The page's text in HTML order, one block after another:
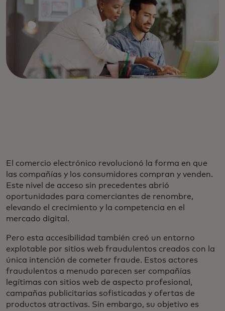
El comercio electrónico revolucionó la forma en que
las compañías y los consumidores compran y venden.
Este nivel de acceso sin precedentes abrió
oportunidades para comerciantes de renombre,
elevando el crecimiento y la competencia en el
mercado digital.
Pero esta accesibilidad también creó un entorno
explotable por sitios web fraudulentos creados con la
única intención de cometer fraude. Estos actores
fraudulentos a menudo parecen ser compañías
legítimas con sitios web de aspecto profesional,
campañas publicitarias sofisticadas y ofertas de
productos atractivas. Sin embargo, su objetivo es